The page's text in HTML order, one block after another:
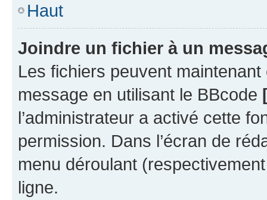
Haut
Joindre un fichier à un
Les fichiers peuvent
message en utilisant le BBcode
l’administrateur a activé cette
permission. Dans l’écran de
menu déroulant
ligne.